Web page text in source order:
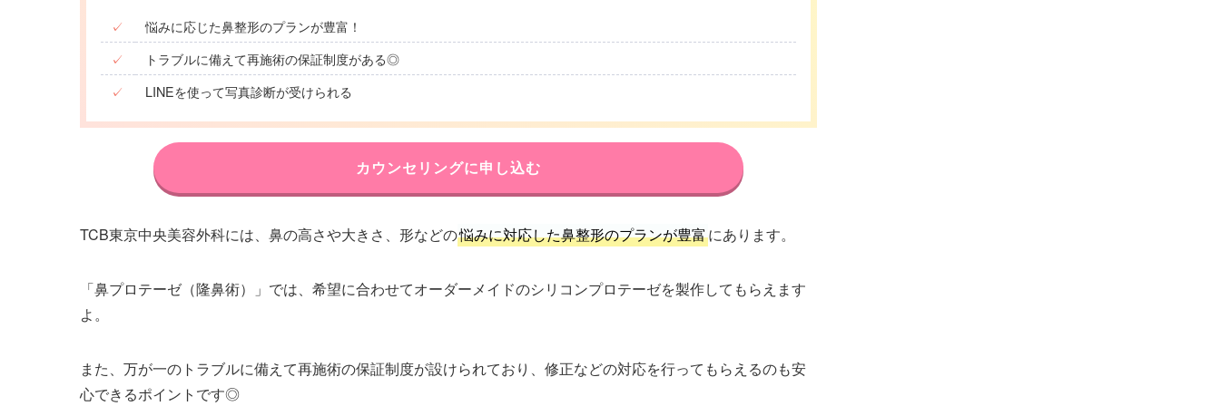
✓
悩みに応じた鼻整形のプランが豊富！
✓
トラブルに備えて再施術の保証制度がある◎
✓
LINEを使って写真診断が受けられる
カウンセリングに申し込む
TCB東京中央美容外科には、鼻の高さや大きさ、形などの悩みに対応した鼻整形のプランが豊富にあります。
「鼻プロテーゼ（隆鼻術）」では、希望に合わせてオーダーメイドのシリコンプロテーゼを製作してもらえます
よ。
また、万が一のトラブルに備えて再施術の保証制度が設けられており、修正などの対応を行ってもらえるのも安
心できるポイントです◎